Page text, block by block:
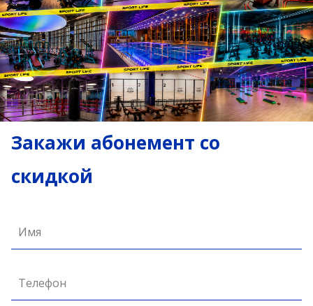
Закажи абонемент со
скидкой
Имя
Телефон